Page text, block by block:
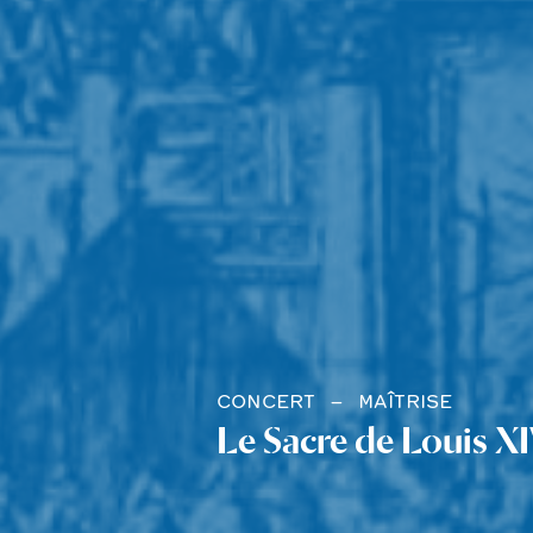
CONCERT MAÎTRISE
Le Sacre de Louis